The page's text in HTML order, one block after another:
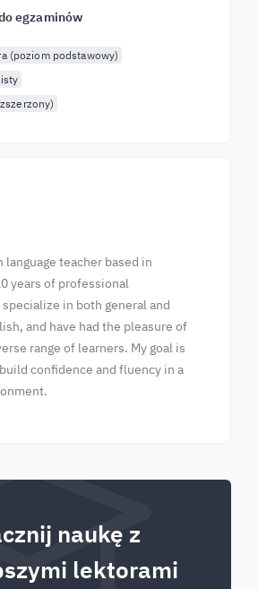
egzaminów
(poziom podstawowy)
language teacher based in
years of professional
in both general and
and have had the pleasure of
range of learners. My goal is
confidence and fluency in a
naukę z
lektorami